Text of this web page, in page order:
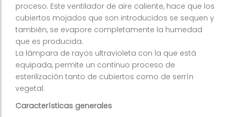
proceso. Este ventilador de aire caliente, hace que los
cubiertos mojados que son introducidos se sequen y
también, se evapore completamente la humedad
que es producida.
La lámpara de rayos ultravioleta con la que está
equipada, permite un continuo proceso de
esterilización tanto de cubiertos como de serrín
vegetal.
Características generales